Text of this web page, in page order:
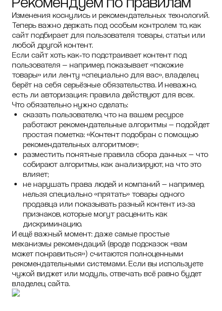
Изменения коснулись и рекомендательных технологий.
Теперь важно держать под особым контролем то, как
сайт подбирает для пользователя товары, статьи или
любой другой контент.
Если сайт хоть как‑то подстраивает контент под
пользователя — например, показывает «похожие
товары» или ленту «специально для вас», владелец
берёт на себя серьёзные обязательства. И неважно,
есть ли авторизация: правила действуют для всех.
Что обязательно нужно сделать:
сказать пользователю, что на вашем ресурсе
работают рекомендательные алгоритмы — подойдет
простая пометка: «Контент подобран с помощью
рекомендательных алгоритмов»;
разместить понятные правила сбора данных — что
собирают алгоритмы, как анализируют, на что это
влияет;
не нарушать права людей и компаний — например,
нельзя специально «прятать» товары одного
продавца или показывать разный контент из‑за
признаков, которые могут расценить как
дискриминацию.
И ещё важный момент: даже самые простые
механизмы рекомендаций (вроде подсказок «вам
может понравиться») считаются полноценными
рекомендательными системами. Если вы используете
чужой виджет или модуль, отвечать всё равно будет
владелец сайта.